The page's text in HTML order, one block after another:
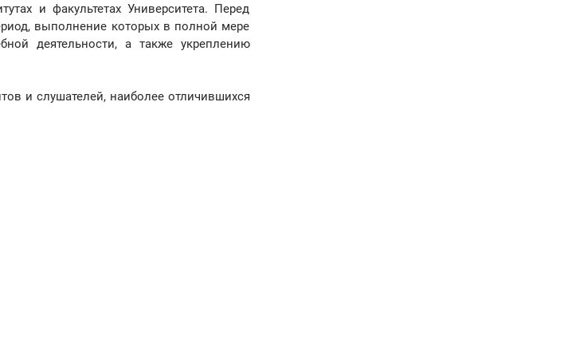
и факультетах Университета. Перед
выполнение которых в полной мере
деятельности, а также укреплению
и слушателей, наиболее отличившихся